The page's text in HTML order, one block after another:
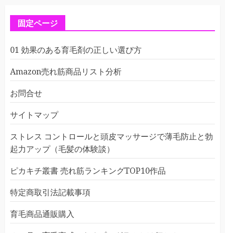
固定ページ
01 効果のある育毛剤の正しい選び方
Amazon売れ筋商品リスト分析
お問合せ
サイトマップ
ストレス コントロールと頭皮マッサージで薄毛防止と勃
起力アップ（毛髪の体験談）
ピカキチ叢書 売れ筋ランキングTOP10作品
特定商取引法記載事項
育毛商品通販購入